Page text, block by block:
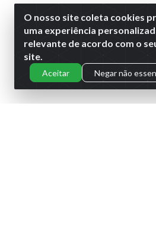
O nosso site coleta cookies
uma experiência
relevante de acordo com o
site.
Aceitar Negar não